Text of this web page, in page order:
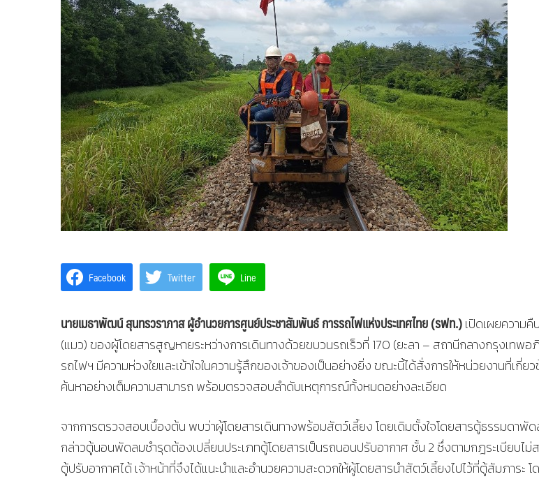
Facebook Twitter Line
นายเมธาพัฒน์ สุนทรวราภาส ผู้อำนวยการศูนย์ประชาสัมพันธ์ การรถไฟแห่งประเทศไทย (รฟท.)เปิดเผยความ
(แมว) ของผู้โดยสารสูญหายระหว่างการเดินทางด้วยขบวนรถเร็วที่ 170 (ยะลา – สถานีกลางกรุงเทพอ
รถไฟฯ มีความห่วงใยและเข้าใจในความรู้สึกของเจ้าของเป็นอย่างยิ่ง ขณะนี้ได้สั่งการให้หน่วยงานที่เกี่
ค้นหาอย่างเต็มความสามารถ พร้อมตรวจสอบลำดับเหตุการณ์ทั้งหมดอย่างละเอียด
จากการตรวจสอบเบื้องต้น พบว่าผู้โดยสารเดินทางพร้อมสัตว์เลี้ยง โดยเดิมตั้งใจโดยสารตู้ธรรมดาพั
กล่าวตู้นอนพัดลมชำรุดต้องเปลี่ยนประเภทตู้โดยสารเป็นรถนอนปรับอากาศ ชั้น 2 ซึ่งตามกฎระเบียบไม่
ตู้ปรับอากาศได้ เจ้าหน้าที่จึงได้แนะนำและอำนวยความสะดวกให้ผู้โดยสารนำสัตว์เลี้ยงไปไว้ที่ตู้สัมภาระ